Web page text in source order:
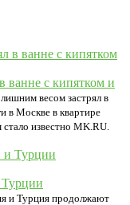
ванне с кипятком и
весом застрял в
в Москве в квартире
известно MK.RU.
Турции
и Турция продолжают